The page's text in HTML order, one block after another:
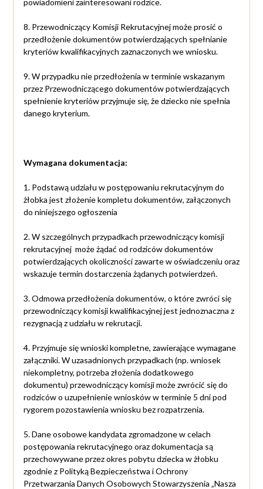
8. Przewodniczący Komisji Rekrutacyjnej może prosić o
przedłożenie dokumentów potwierdzających spełnianie
kryteriów kwalifikacyjnych zaznaczonych we wniosku.
9. W przypadku nie przedłożenia w terminie wskazanym
przez Przewodniczącego dokumentów potwierdzających
spełnienie kryteriów przyjmuje się, że dziecko nie spełnia
danego kryterium.
Wymagana dokumentacja:
1. Podstawą udziału w postępowaniu rekrutacyjnym do
żłobka jest złożenie kompletu dokumentów, załączonych
do niniejszego ogłoszenia
2. W szczególnych przypadkach przewodniczący komisji
rekrutacyjnej może żądać od rodziców dokumentów
potwierdzających okoliczności zawarte w oświadczeniu oraz
wskazuje termin dostarczenia żądanych potwierdzeń.
3. Odmowa przedłożenia dokumentów, o które zwróci się
przewodniczący komisji kwalifikacyjnej jest jednoznaczna z
rezygnacją z udziału w rekrutacji.
4. Przyjmuje się wnioski kompletne, zawierające wymagane
załączniki. W uzasadnionych przypadkach (np. wniosek
niekompletny, potrzeba złożenia dodatkowego
dokumentu) przewodniczący komisji może zwrócić się do
rodziców o uzupełnienie wniosków w terminie 5 dni pod
rygorem pozostawienia wniosku bez rozpatrzenia.
5. Dane osobowe kandydata zgromadzone w celach
postępowania rekrutacyjnego oraz dokumentacja są
przechowywane przez okres pobytu dziecka w żłobku
zgodnie z Polityką Bezpieczeństwa i Ochrony
Przetwarzania Danych Osobowych Stowarzyszenia „Nasza